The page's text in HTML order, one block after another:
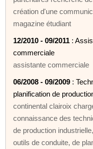
création d'une
magazine étudiant
12/2010 - 09/2011 :
commerciale
assistante commerciale
06/2008 - 09/2009 :
planification de
continental clairoix
connaissance des
de production
outils de conduite, de